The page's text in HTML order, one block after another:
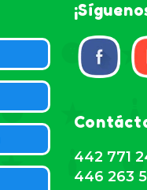
442 771
446 263